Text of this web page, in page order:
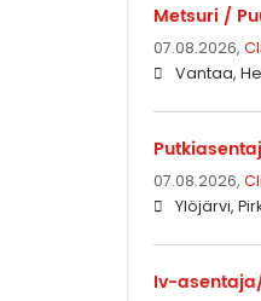
Metsuri /
07.08.2026,
Vantaa,
07.08.2026,
Ylöjärvi,
Iv-